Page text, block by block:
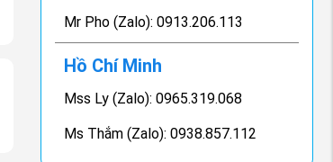
Mr Pho (Zalo): 0913.206.113
Hồ Chí Minh
Mss Ly (Zalo): 0965.319.068
Ms Thắm (Zalo): 0938.857.112